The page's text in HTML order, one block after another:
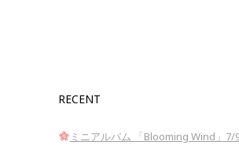
RECENT
ミニアルバム 「Blooming Wind」7/